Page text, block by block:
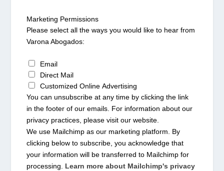
Marketing Permissions
Please select all the ways you would like to hear from
Varona Abogados:
Email
Direct Mail
Customized Online Advertising
You can unsubscribe at any time by clicking the link
in the footer of our emails. For information about our
privacy practices, please visit our website.
We use Mailchimp as our marketing platform. By
clicking below to subscribe, you acknowledge that
your information will be transferred to Mailchimp for
processing. Learn more about Mailchimp's privacy